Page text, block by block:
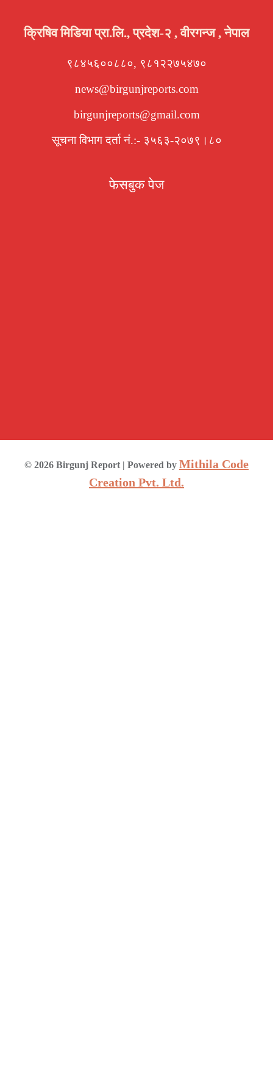
क्रिषिव मिडिया प्रा.लि., प्रदेश-२ , वीरगन्ज , नेपाल
९८४५६००८८०, ९८१२२७५४७०
news@birgunjreports.com
birgunjreports@gmail.com
सूचना विभाग दर्ता नं.:- ३५६३-२०७९।८०
फेसबुक पेज
© 2026 Birgunj Report | Powered by Mithila Code
Creation Pvt. Ltd.